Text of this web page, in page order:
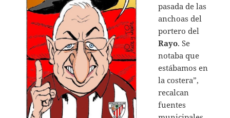
pasada de las
anchoas del
portero del
Rayo. Se
notaba que
estábamos en
la costera”,
recalcan
fuentes